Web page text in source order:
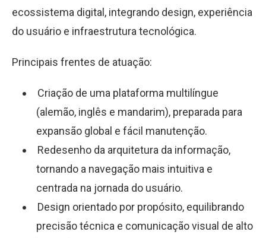
ecossistema digital, integrando design, experiência
do usuário e infraestrutura tecnológica.
Principais frentes de atuação:
Criação de uma plataforma multilíngue
(alemão, inglês e mandarim), preparada para
expansão global e fácil manutenção.
Redesenho da arquitetura da informação,
tornando a navegação mais intuitiva e
centrada na jornada do usuário.
Design orientado por propósito, equilibrando
precisão técnica e comunicação visual de alto